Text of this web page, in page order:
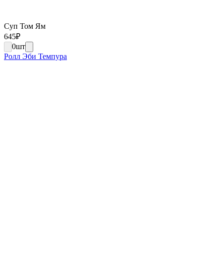
Суп Том Ям
645₽
0шт
Ролл Эби Темпура